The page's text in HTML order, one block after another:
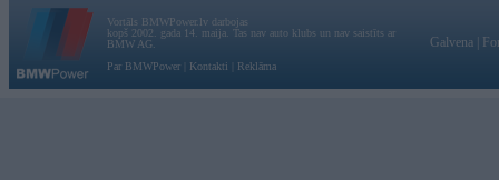
Vortāls BMWPower.lv darbojas
kopš 2002. gada 14. maija. Tas nav auto klubs un nav saistīts ar
BMW AG.
Par BMWPower
Kontakti Reklāma
Galvena